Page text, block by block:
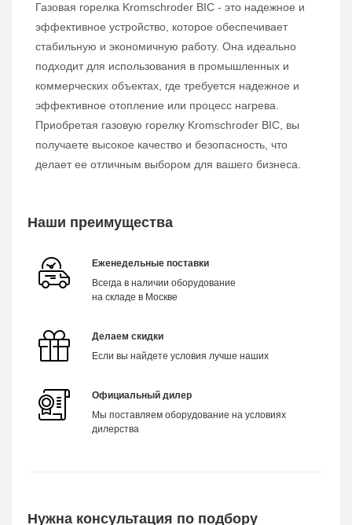
Газовая горелка Kromschroder BIC - это надежное и
эффективное устройство, которое обеспечивает
стабильную и экономичную работу. Она идеально
подходит для использования в промышленных и
коммерческих объектах, где требуется надежное и
эффективное отопление или процесс нагрева.
Приобретая газовую горелку Kromschroder BIC, вы
получаете высокое качество и безопасность, что
делает ее отличным выбором для вашего бизнеса.
Наши преимущества
Еженедельные поставки
Всегда в наличии оборудование
на складе в Москве
Делаем скидки
Если вы найдете условия лучше наших
Официальный дилер
Мы поставляем оборудование на условиях
дилерства
Нужна консультация по подбору